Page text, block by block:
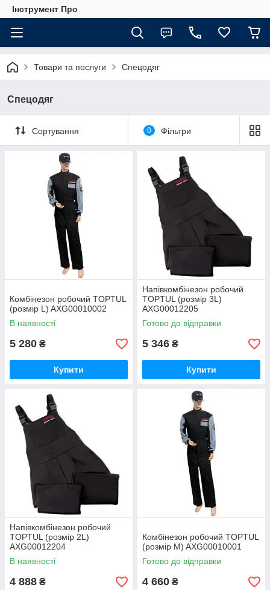
Інструмент Про
Товари та послуги Спецодяг
Спецодяг
Сортування 0 Фільтри
Комбінезон робочий TOPTUL
(розмір L) AXG00010002
В наявності
5 280 ₴
Купити
Напівкомбінезон робочий
TOPTUL (розмір 3L)
AXG00012205
Готово до відправки
5 346 ₴
Купити
Напівкомбінезон робочий
TOPTUL (розмір 2L)
AXG00012204
В наявності
4 888 ₴
Комбінезон робочий TOPTUL
(розмір M) AXG00010001
Готово до відправки
4 660 ₴